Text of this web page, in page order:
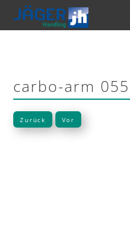
carbo-arm 055
Zurück Vor